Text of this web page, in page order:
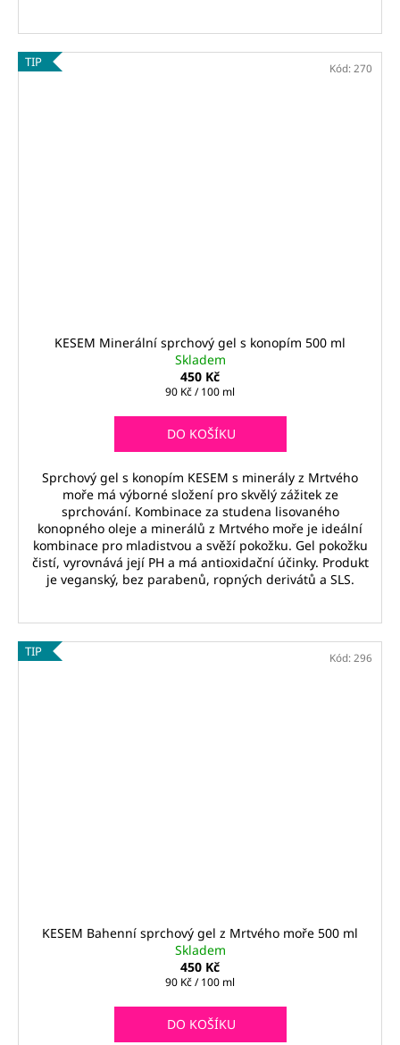
TIP
KESEM Minerální sprchový gel s konopím 500 ml
Skladem
450 Kč
Měrná
90 Kč / 100 ml
DO KOŠÍKU
Sprchový gel s konopím KESEM s minerály z Mrtvého
moře má výborné složení pro skvělý zážitek ze
sprchování. Kombinace za studena lisovaného
konopného oleje a minerálů z Mrtvého moře je ideální
kombinace pro mladistvou a svěží pokožku. Gel pokožku
čistí, vyrovnává její PH a má antioxidační účinky. Produkt
je veganský, bez parabenů, ropných derivátů a SLS.
Kód: 270
TIP
KESEM Bahenní sprchový gel z Mrtvého moře 500 ml
Skladem
450 Kč
Měrná
90 Kč / 100 ml
DO KOŠÍKU
Kód: 296